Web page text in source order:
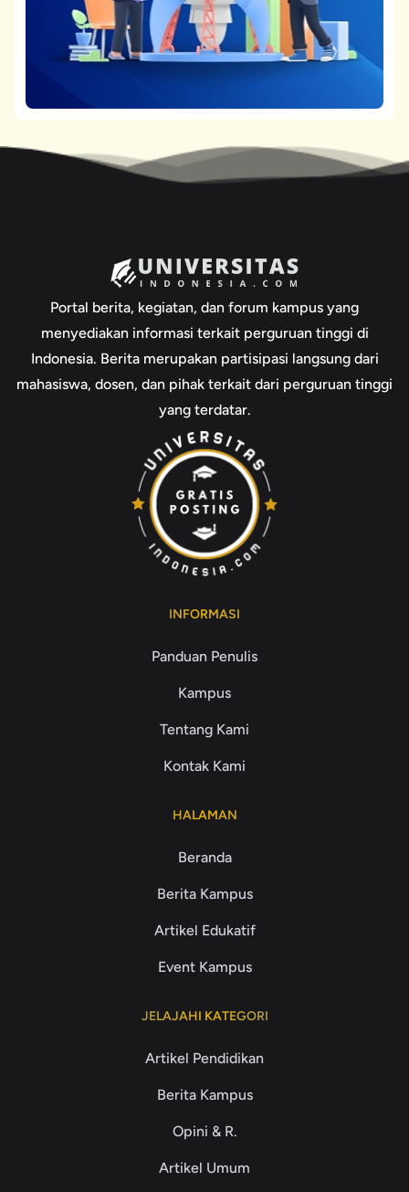
Portal berita, kegiatan, dan forum kampus yang
menyediakan informasi terkait perguruan tinggi di
Indonesia. Berita merupakan partisipasi langsung dari
mahasiswa, dosen, dan pihak terkait dari perguruan tinggi
yang terdatar.
INFORMASI
Panduan Penulis
Kampus
Tentang Kami
Kontak Kami
HALAMAN
Beranda
Berita Kampus
Artikel Edukatif
Event Kampus
JELAJAHI KATEGORI
Artikel Pendidikan
Berita Kampus
Opini & R.
Artikel Umum